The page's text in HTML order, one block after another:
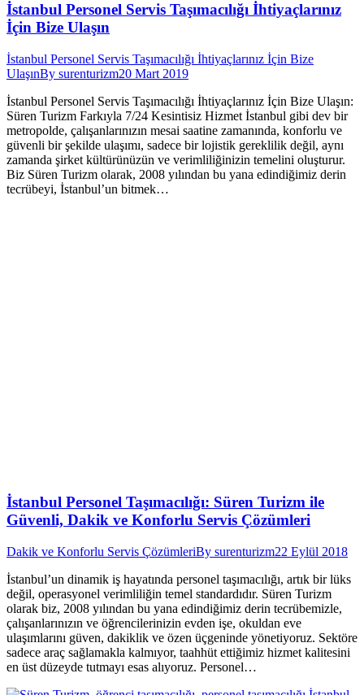
İstanbul Personel Servis Taşımacılığı İhtiyaçlarınız
İçin Bize Ulaşın
İstanbul Personel Servis Taşımacılığı İhtiyaçlarınız İçin Bize
UlaşınBy surenturizm20 Mart 2019
İstanbul Personel Servis Taşımacılığı İhtiyaçlarınız İçin Bize Ulaşın:
Süren Turizm Farkıyla 7/24 Kesintisiz Hizmet İstanbul gibi dev bir
metropolde, çalışanlarınızın mesai saatine zamanında, konforlu ve
güvenli bir şekilde ulaşımı, sadece bir lojistik gereklilik değil, aynı
zamanda şirket kültürünüzün ve verimliliğinizin temelini oluşturur.
Biz Süren Turizm olarak, 2008 yılından bu yana edindiğimiz derin
tecrübeyi, İstanbul’un bitmek…
İstanbul Personel Taşımacılığı: Süren Turizm ile
Güvenli, Dakik ve Konforlu Servis Çözümleri
Dakik ve Konforlu Servis ÇözümleriBy surenturizm22 Eylül 2018
İstanbul’un dinamik iş hayatında personel taşımacılığı, artık bir lüks
değil, operasyonel verimliliğin temel standardıdır. Süren Turizm
olarak biz, 2008 yılından bu yana edindiğimiz derin tecrübemizle,
çalışanlarınızın ve öğrencilerinizin evden işe, okuldan eve
ulaşımlarını güven, dakiklik ve özen üçgeninde yönetiyoruz. Sektöre
sadece araç sağlamakla kalmıyor, taahhüt ettiğimiz hizmet kalitesini
en üst düzeyde tutmayı esas alıyoruz. Personel…